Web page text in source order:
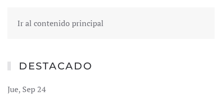
Ir al contenido principal
DESTACADO
Jue, Sep 24